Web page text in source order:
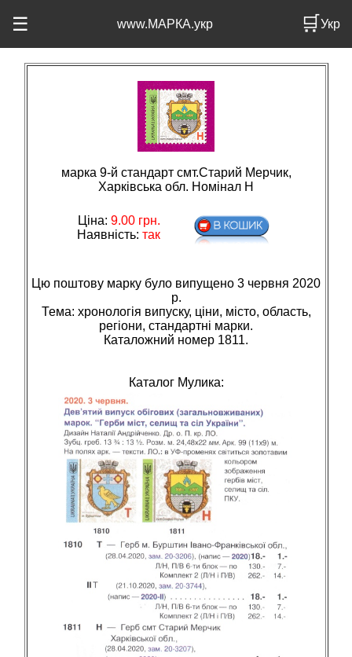
☰ www.МАРКА.укр 🛒Укр
марка 9-й стандарт смт.Старий Мерчик,
Харківська обл. Номінал H
Ціна: 9.00грн.
Наявність: так
Цю поштову марку було випущено 3 червня 2020
р.
Тема: хронологiя випуску, цiни, мiсто, область,
регiони, стандартнi марки.
Каталожний номер 1811.
Каталог Мулика: